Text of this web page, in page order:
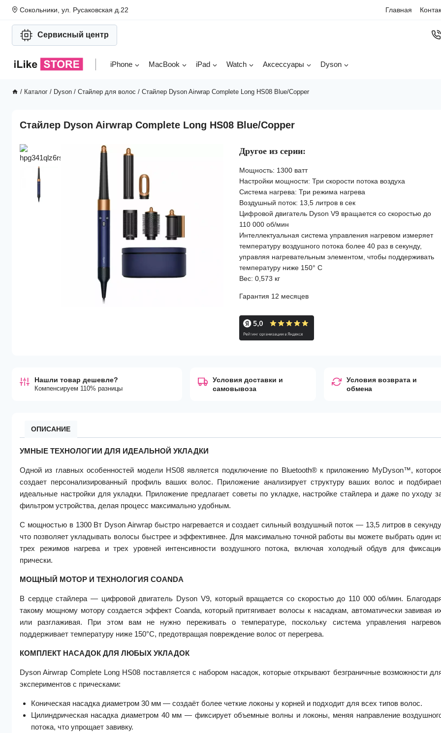
Перейти
содержимому
Сокольники, ул. Русаковская д.22 Главная
Сервисный центр
iPhone MacBook iPad Watch Аксессуары Dyson
/ Каталог / Dyson / Стайлер для волос / Стайлер Dyson Airwrap Complete Long HS08 Blue/Copper
Стайлер Dyson Airwrap Complete Long HS08 Blue/Copper
Другое из серии:
Мощность: 1300 ватт
Настройки мощности: Три скорости потока воздуха
Система нагрева: Три режима нагрева
Воздушный поток: 13,5 литров в сек
Цифровой двигатель Dyson V9 вращается со скоростью до
110 000 об/мин
Интеллектуальная система управления нагревом измеряет
температуру воздушного потока более 40 раз в секунду,
управляя нагревательным элементом, чтобы поддерживать
температуру ниже 150° С
Вес: 0,573 кг
Гарантия 12 месяцев
Нашли товар дешевле?
Компенсируем 110% разницы
Условия доставки и
самовывоза
Условия возврата и
обмена
ОПИСАНИЕ
УМНЫЕ ТЕХНОЛОГИИ ДЛЯ ИДЕАЛЬНОЙ УКЛАДКИ
Одной из главных особенностей модели HS08 является подключение по Bluetooth® к приложению MyDyson™,
создает персонализированный профиль ваших волос. Приложение анализирует структуру ваших волос и
идеальные настройки для укладки. Приложение предлагает советы по укладке, настройке стайлера и даже по уходу
фильтром устройства, делая процесс максимально удобным.
С мощностью в 1300 Вт Dyson Airwrap быстро нагревается и создает сильный воздушный поток — 13,5 литров в
что позволяет укладывать волосы быстрее и эффективнее. Для максимально точной работы вы можете выбрать один
трех режимов нагрева и трех уровней интенсивности воздушного потока, включая холодный обдув для
прически.
МОЩНЫЙ МОТОР И ТЕХНОЛОГИЯ COANDA
В сердце стайлера — цифровой двигатель Dyson V9, который вращается со скоростью до 110 000 об/мин.
такому мощному мотору создается эффект Coanda, который притягивает волосы к насадкам, автоматически завивая
или разглаживая. При этом вам не нужно переживать о температуре, поскольку система управления
поддерживает температуру ниже 150°С, предотвращая повреждение волос от перегрева.
КОМПЛЕКТ НАСАДОК ДЛЯ ЛЮБЫХ УКЛАДОК
Dyson Airwrap Complete Long HS08 поставляется с набором насадок, которые открывают безграничные возможности
экспериментов с прическами:
Коническая насадка диаметром 30 мм — создаёт более четкие локоны у корней и подходит для всех типов волос.
Цилиндрическая насадка диаметром 40 мм — фиксирует объемные волны и локоны, меняя направление
потока, что упрощает завивку.